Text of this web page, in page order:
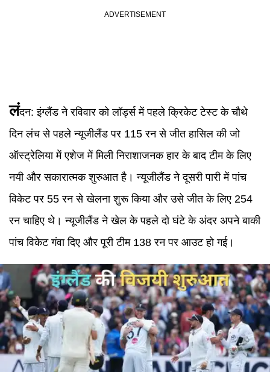
लंदन:इंग्लैंड ने रविवार को लॉर्ड्स में पहले क्रिकेट टेस्ट के चौथे
दिन लंच से पहले न्यूजीलैंड पर 115 रन से जीत हासिल की जो
ऑस्ट्रेलिया में एशेज में मिली निराशाजनक हार के बाद टीम के लिए
नयी और सकारात्मक शुरुआत है। न्यूजीलैंड ने दूसरी पारी में पांच
विकेट पर 55 रन से खेलना शुरू किया और उसे जीत के लिए 254
रन चाहिए थे। न्यूजीलैंड ने खेल के पहले दो घंटे के अंदर अपने बाकी
पांच विकेट गंवा दिए और पूरी टीम 138 रन पर आउट हो गई।